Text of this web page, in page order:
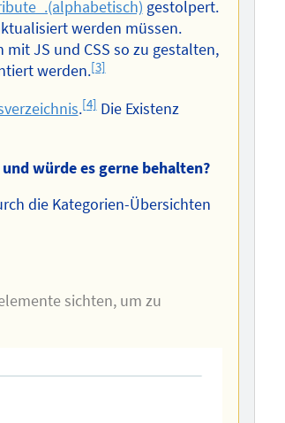
gestolpert.
werden müssen.
JS und CSS so zu gestalten,
werden.[3]
.[4]Die Existenz
würde es gerne behalten?
die Kategorien-Übersichten
sichten, um zu